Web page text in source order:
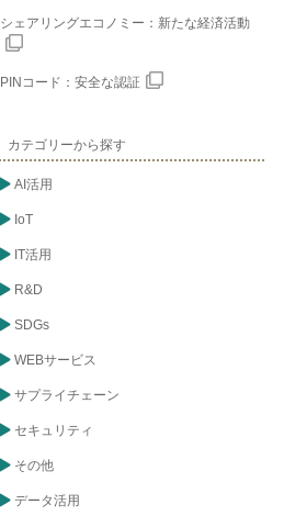
シェアリングエコノミー：新たな経済活動
PINコード：安全な認証
カテゴリーから探す
AI活用
IoT
IT活用
R&D
SDGs
WEBサービス
サプライチェーン
セキュリティ
その他
データ活用